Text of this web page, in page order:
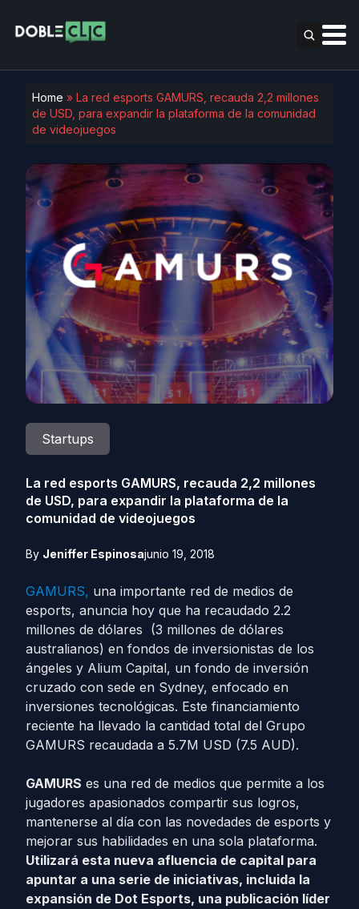
Home » La red esports GAMURS, recauda 2,2 millones
de USD, para expandir la plataforma de la comunidad
de videojuegos
Startups
La red esports GAMURS, recauda 2,2 millones
de USD, para expandir la plataforma de la
comunidad de videojuegos
By Jeniffer Espinosajunio 19, 2018
GAMURS, una importante red de medios de
esports, anuncia hoy que ha recaudado 2.2
millones de dólares (3 millones de dólares
australianos) en fondos de inversionistas de los
ángeles y Alium Capital, un fondo de inversión
cruzado con sede en Sydney, enfocado en
inversiones tecnológicas. Este financiamiento
reciente ha llevado la cantidad total del Grupo
GAMURS recaudada a 5.7M USD (7.5 AUD).
GAMURS es una red de medios que permite a los
jugadores apasionados compartir sus logros,
mantenerse al día con las novedades de esports y
mejorar sus habilidades en una sola plataforma.
Utilizará esta nueva afluencia de capital para
apuntar a una serie de iniciativas, incluida la
expansión de Dot Esports, una publicación líder